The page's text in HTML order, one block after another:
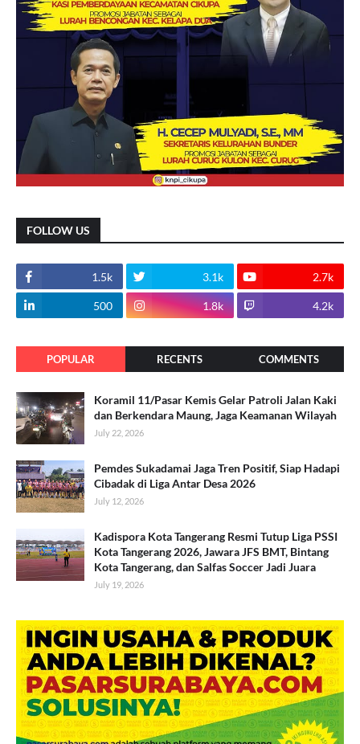
FOLLOW US
1.5k 3.1k 2.7k
500 1.8k 4.2k
POPULAR RECENTS COMMENTS
Koramil 11/Pasar Kemis Gelar Patroli Jalan Kaki
dan Berkendara Maung, Jaga Keamanan Wilayah
July 22, 2026
Pemdes Sukadamai Jaga Tren Positif, Siap Hadapi
Cibadak di Liga Antar Desa 2026
July 12, 2026
Kadispora Kota Tangerang Resmi Tutup Liga PSSI
Kota Tangerang 2026, Jawara JFS BMT, Bintang
Kota Tangerang, dan Salfas Soccer Jadi Juara
July 19, 2026